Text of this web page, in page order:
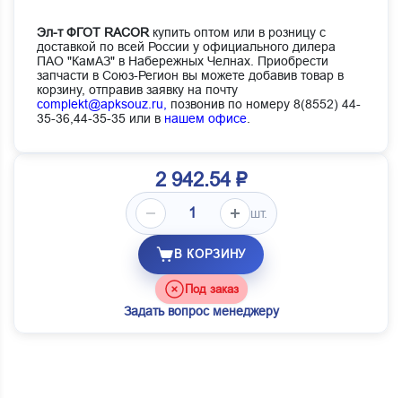
Эл-т ФГОТ RACORкупить оптом или в розницу с
доставкой по всей России у официального дилера
ПАО "КамАЗ" в Набережных Челнах. Приобрести
запчасти в Союз-Регион вы можете добавив товар в
корзину, отправив заявку на почту
complekt@apksouz.ru, позвонив по номеру 8(8552) 44-
35-36,44-35-35 или в нашем офисе.
2 942.54 ₽
шт.
В КОРЗИНУ
Под заказ
Задать вопрос менеджеру